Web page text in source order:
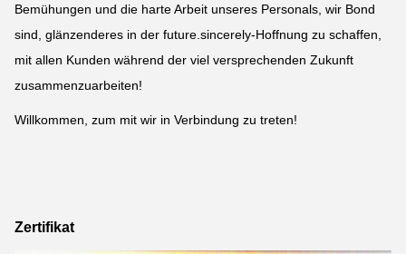
Bemühungen und die harte Arbeit unseres Personals, wir Bond
sind, glänzenderes in der future.sincerely-Hoffnung zu schaffen,
mit allen Kunden während der viel versprechenden Zukunft
zusammenzuarbeiten!
Willkommen, zum mit wir in Verbindung zu treten!
Zertifikat